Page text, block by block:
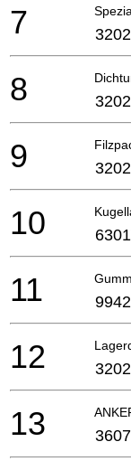
7
8
9
10
11
12
13